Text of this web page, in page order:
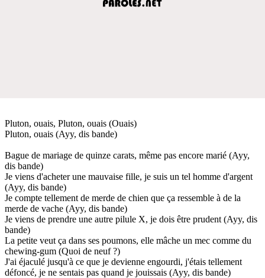
Pluton, ouais, Pluton, ouais (Ouais)
Pluton, ouais (Ayy, dis bande)
Bague de mariage de quinze carats, même pas encore marié (Ayy,
dis bande)
Je viens d'acheter une mauvaise fille, je suis un tel homme d'argent
(Ayy, dis bande)
Je compte tellement de merde de chien que ça ressemble à de la
merde de vache (Ayy, dis bande)
Je viens de prendre une autre pilule X, je dois être prudent (Ayy, dis
bande)
La petite veut ça dans ses poumons, elle mâche un mec comme du
chewing-gum (Quoi de neuf ?)
J'ai éjaculé jusqu'à ce que je devienne engourdi, j'étais tellement
défoncé, je ne sentais pas quand je jouissais (Ayy, dis bande)